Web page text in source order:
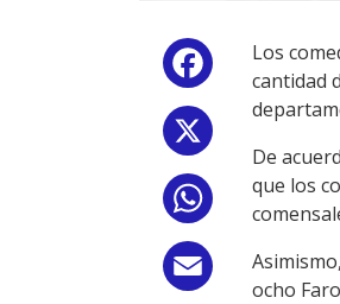
Facebook
WhatsApp
Email
Los
cantidad
De
que los
ocho